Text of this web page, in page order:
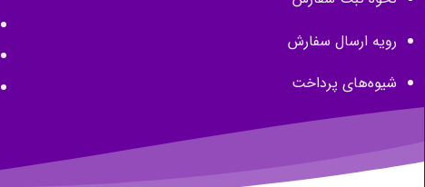
رویه ارسال سفارش
شیوه‌های پرداخت